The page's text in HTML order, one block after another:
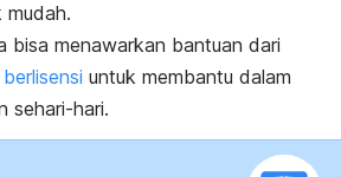
mudah.
bisa menawarkan bantuan dari
untuk membantu dalam
sehari-hari.